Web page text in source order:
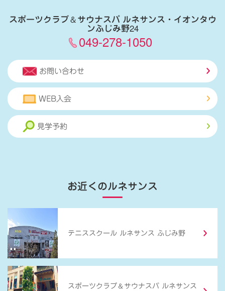
スポーツクラブ＆サウナスパ ルネサンス・イオンタウ
ンふじみ野24
049-278-1050
お問い合わせ
WEB入会
見学予約
お近くのルネサンス
テニススクール ルネサンス ふじみ野
スポーツクラブ ＆ サウナスパ ルネサンス